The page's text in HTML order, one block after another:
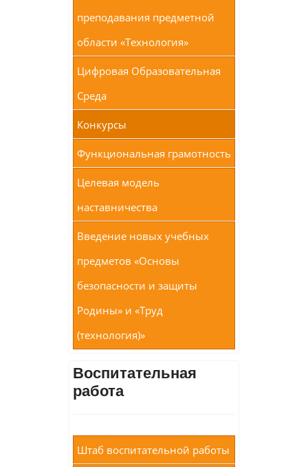
преподавания предметной
области «Технология»
Цифровая Образовательная
Среда
Конкурсы
Функциональная грамотность
Целевая модель
наставничества
Введение новых учебных
предметов «Основы
безопасности и защиты
Родины» и «Труд
(технология)»
Воспитательная
работа
Штаб воспитательной работы